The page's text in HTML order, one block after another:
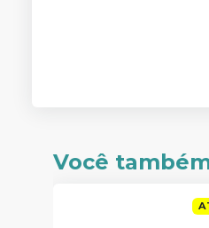
Você